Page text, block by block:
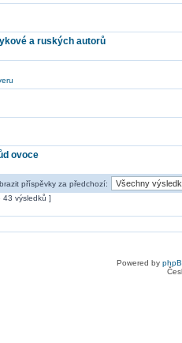
a ruských autorů
ovoce
příspěvky za předchozí:
43 výsledků ]
Powered by